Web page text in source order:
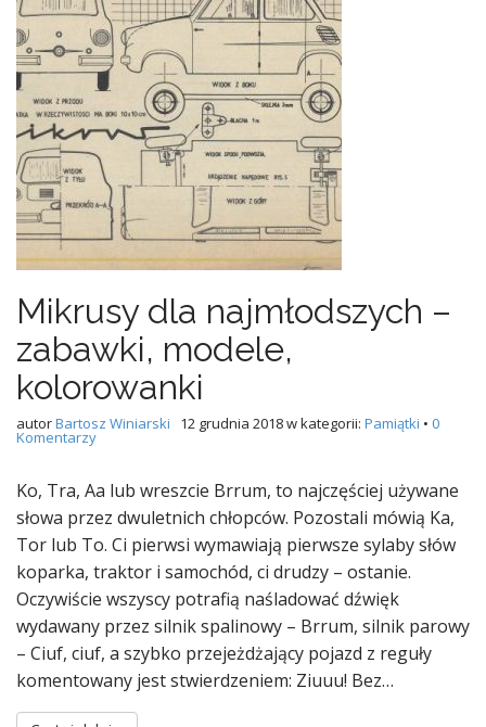
Mikrusy dla najmłodszych –
zabawki, modele,
kolorowanki
autorBartosz Winiarski 12 grudnia 2018w kategorii: Pamiątki • 0
Komentarzy
Ko, Tra, Aa lub wreszcie Brrum, to najczęściej używane
słowa przez dwuletnich chłopców. Pozostali mówią Ka,
Tor lub To. Ci pierwsi wymawiają pierwsze sylaby słów
koparka, traktor i samochód, ci drudzy – ostanie.
Oczywiście wszyscy potrafią naśladować dźwięk
wydawany przez silnik spalinowy – Brrum, silnik parowy
– Ciuf, ciuf, a szybko przejeżdżający pojazd z reguły
komentowany jest stwierdzeniem: Ziuuu! Bez…